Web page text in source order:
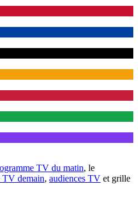
TV du matin, le
TV demain, audiences TV et grille